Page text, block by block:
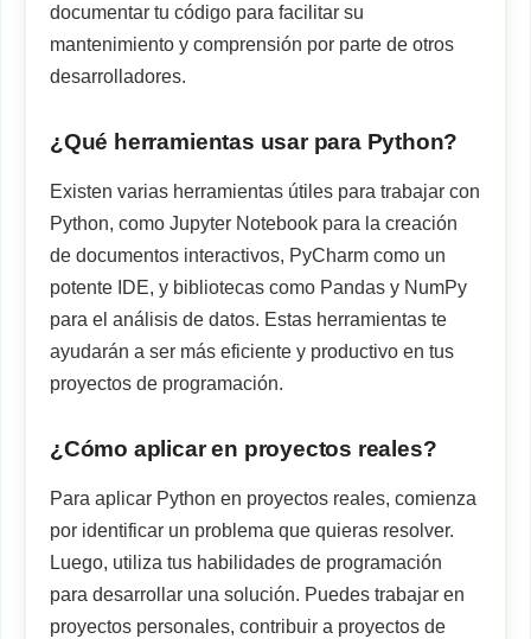
documentar tu código para facilitar su
mantenimiento y comprensión por parte de otros
desarrolladores.
¿Qué herramientas usar para Python?
Existen varias herramientas útiles para trabajar con
Python, como Jupyter Notebook para la creación
de documentos interactivos, PyCharm como un
potente IDE, y bibliotecas como Pandas y NumPy
para el análisis de datos. Estas herramientas te
ayudarán a ser más eficiente y productivo en tus
proyectos de programación.
¿Cómo aplicar en proyectos reales?
Para aplicar Python en proyectos reales, comienza
por identificar un problema que quieras resolver.
Luego, utiliza tus habilidades de programación
para desarrollar una solución. Puedes trabajar en
proyectos personales, contribuir a proyectos de